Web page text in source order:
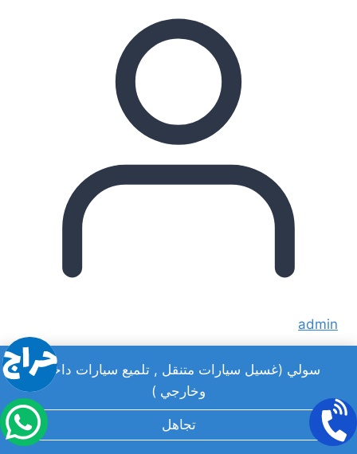
سولي (غسيل سيارات متنقل , تلميع سيارات داخلي
وخارجي )
تجاهل
admin